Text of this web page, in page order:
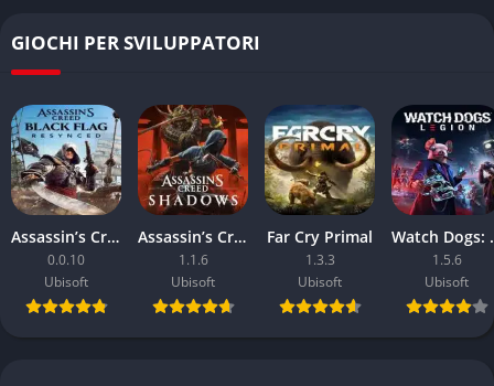
20 FPS in alcune situazioni, compromettendo l’esperienza di
gioco
GIOCHI PER SVILUPPATORI
Assassin’s Creed Black Flag Resynced
0.0.10
Ubisoft
Assassin’s Creed: Shadows
1.1.6
Ubisoft
Far Cry Primal
1.3.3
Ubisoft
1.5.6
Ubisoft